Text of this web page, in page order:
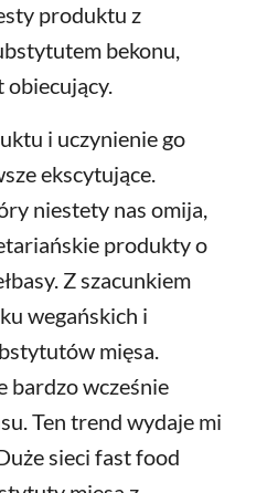
produktu z
bekonu,
i uczynienie go
ekscytujące.
niestety nas omija,
produkty o
Z szacunkiem
wegańskich i
mięsa.
bardzo wcześnie
Ten trend wydaje mi
sieci fast food